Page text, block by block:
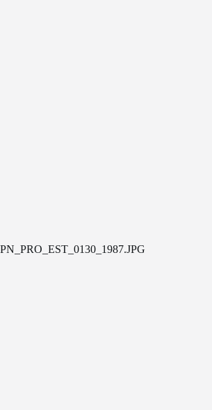
PN_PRO_EST_0130_1987.JPG